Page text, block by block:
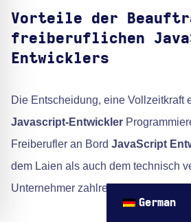
Vorteile der
freiberuflichen
Entwicklers
Die Entscheidung, eine Vollzeitkraft
Javascript-Entwickler
Freiberufler an Bord JavaScript
dem Laien als auch dem technisch
Unternehmer zahlreiche Vorteile.
German